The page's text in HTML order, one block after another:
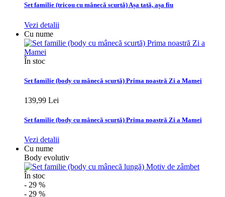
Set familie (tricou cu mânecă scurtă) Așa tată, așa fiu
Vezi detalii
Cu nume
În stoc
Set familie (body cu mânecă scurtă) Prima noastră Zi a Mamei
139,99 Lei
Set familie (body cu mânecă scurtă) Prima noastră Zi a Mamei
Vezi detalii
Cu nume
Body evolutiv
În stoc
- 29 %
- 29 %